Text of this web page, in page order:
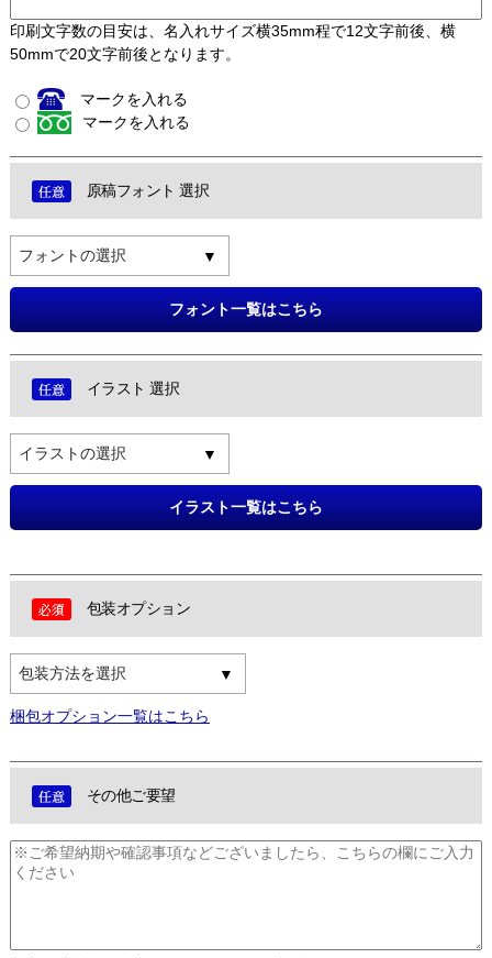
印刷文字数の目安は、名入れサイズ横35mm程で12文字前後、横
50mmで20文字前後となります。
マークを入れる
マークを入れる
原稿フォント 選択
フォントの選択
フォント一覧はこちら
イラスト 選択
イラストの選択
イラスト一覧はこちら
包装オプション
包装方法を選択
梱包オプション一覧はこちら
その他ご要望